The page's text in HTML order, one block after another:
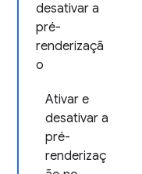
desativar a
pré-
renderizaçã
o
Ativar e
desativar a
pré-
renderizaç